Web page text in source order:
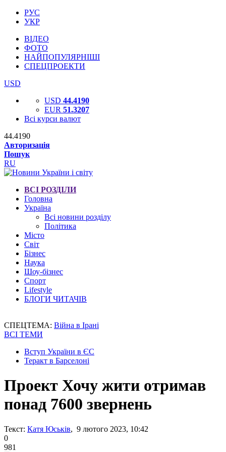
РУС
УКР
ВІДЕО
ФОТО
НАЙПОПУЛЯРНІШІ
СПЕЦПРОЕКТИ
USD
USD 44.4190
EUR 51.3207
Всі курси валют
44.4190
Авторизація
Пошук
RU
ВСІ РОЗДІЛИ
Головна
Україна
Всі новини розділу
Політика
Місто
Світ
Бізнес
Наука
Шоу-бізнес
Спорт
Lifestyle
БЛОГИ ЧИТАЧІВ
СПЕЦТЕМА: Війна в Ірані
ВСІ ТЕМИ
Вступ України в ЄС
Теракт в Барселоні
Проект Хочу жити отримав
понад 7600 звернень
Текст: Катя Юськів, 9 лютого 2023, 10:42
0
981